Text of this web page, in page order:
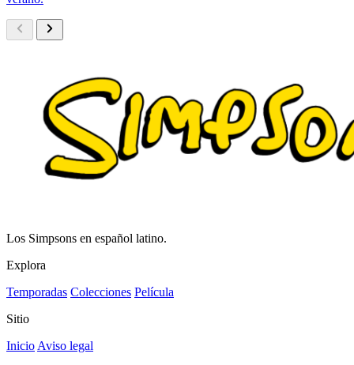
Los Simpsons en español latino.
Explora
Temporadas Colecciones Película
Sitio
Inicio Aviso legal